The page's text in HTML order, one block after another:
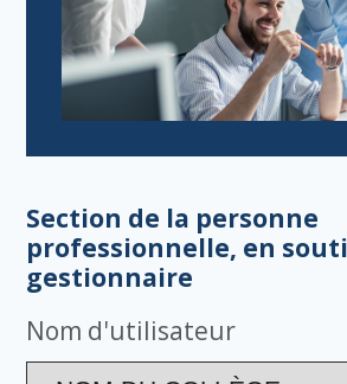
Section de la personne
professionnelle, en
gestionnaire
Nom d'utilisateur